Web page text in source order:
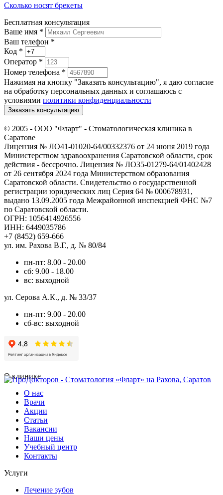
Сколько носят брекеты
Бесплатная консультация
Ваше имя *
Ваш телефон *
Код *
Оператор *
Номер телефона *
Нажимая на кнопку "Заказать консультацию", я даю согласие
на обработку персональных данных и соглашаюсь c
условиями политики конфиденциальности
Заказать консультацию
© 2005 - ООО "Фларт" - Стоматологическая клиника в
Саратове
Лицензия № ЛО41-01020-64/00332376 от 24 июня 2019 года
Министерством здравоохранения Саратовской области, срок
действия - бессрочно. Лицензия № ЛО35-01279-64/01402428
от 26 сентября 2024 года Министерством образования
Саратовской области. Свидетельство о государственной
регистрации юридических лиц Серия 64 № 000678931,
выдано 13.09.2005 года Межрайонной инспекцией ФНС №7
по Саратовской области.
ОГРН: 1056414926556
ИНН: 6449035786
+7 (8452) 659-666
ул. им. Рахова В.Г., д. № 80/84
пн-пт: 8.00 - 20.00
сб: 9.00 - 18.00
вс: выходной
ул. Серова А.К., д. № 33/37
пн-пт: 9.00 - 20.00
сб-вс: выходной
О клинике
О нас
Врачи
Акции
Статьи
Вакансии
Наши цены
Учебный центр
Контакты
Услуги
Лечение зубов